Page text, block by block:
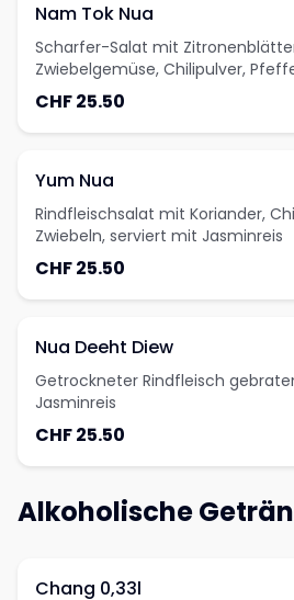
Nam Tok Nua
Scharfer-Salat mit
Zwiebelgemüse, Chilipulver,
und Thai-Gewürzen, serviert mit
CHF 25.50
Yum Nua
Rindfleischsalat mit Koriander,
Zwiebeln, serviert mit Jasminreis
CHF 25.50
Nua Deeht Diew
Getrockneter Rindfleisch
Jasminreis
CHF 25.50
Alkoholische
Chang 0,33l